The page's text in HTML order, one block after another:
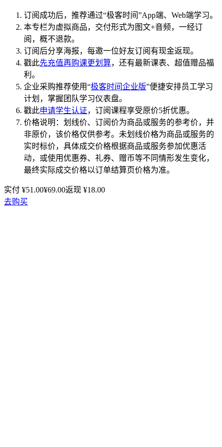
订阅成功后，推荐通过“极客时间”App端、Web端学习。
本专栏为虚拟商品，交付形式为图文+音频，一经订
阅，概不退款。
订阅后分享海报，每邀一位好友订阅有现金返现。
戳此先充值再购课更划算，还有最新课表、超值赠品福
利。
企业采购推荐使用“极客时间企业版”便捷安排员工学习
计划，掌握团队学习仪表盘。
戳此申请学生认证，订阅课程享受原价5折优惠。
价格说明：划线价、订阅价为商品或服务的参考价，并
非原价，该价格仅供参考。未划线价格为商品或服务的
实时标价，具体成交价格根据商品或服务参加优惠活
动，或使用优惠券、礼券、赠币等不同情形发生变化，
最终实际成交价格以订单结算页价格为准。
实付 ¥51.00¥69.00返现 ¥18.00
去购买